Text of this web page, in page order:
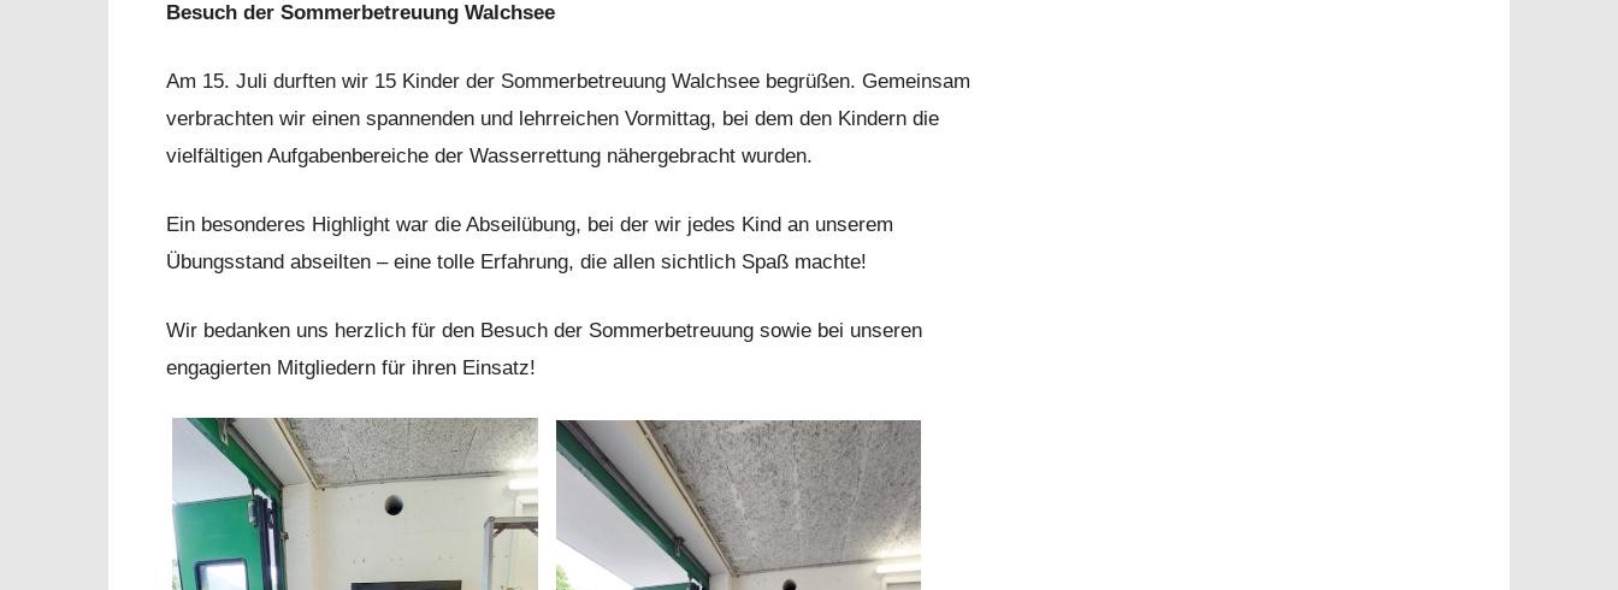
Besuch der Sommerbetreuung Walchsee
Am 15. Juli durften wir 15 Kinder der Sommerbetreuung Walchsee begrüßen. Gemeinsam
verbrachten wir einen spannenden und lehrreichen Vormittag, bei dem den Kindern die
vielfältigen Aufgabenbereiche der Wasserrettung nähergebracht wurden.
Ein besonderes Highlight war die Abseilübung, bei der wir jedes Kind an unserem
Übungsstand abseilten – eine tolle Erfahrung, die allen sichtlich Spaß machte!
Wir bedanken uns herzlich für den Besuch der Sommerbetreuung sowie bei unseren
engagierten Mitgliedern für ihren Einsatz!